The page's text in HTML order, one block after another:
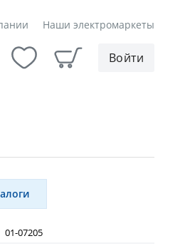
Наши электромаркеты
Войти
01-07205